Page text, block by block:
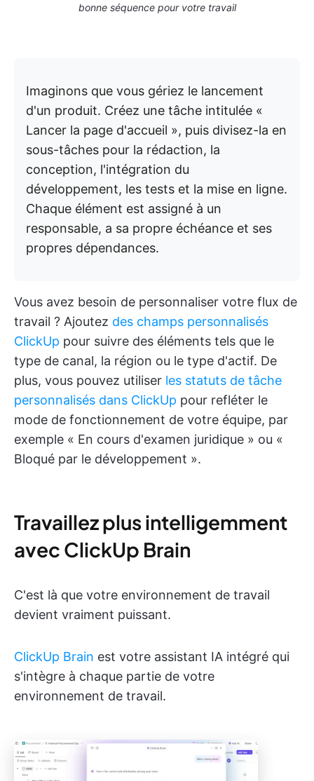
bonne séquence pour votre travail
Imaginons que vous gériez le lancement
d'un produit. Créez une tâche intitulée «
Lancer la page d'accueil », puis divisez-la en
sous-tâches pour la rédaction, la
conception, l'intégration du
développement, les tests et la mise en ligne.
Chaque élément est assigné à un
responsable, a sa propre échéance et ses
propres dépendances.
Vous avez besoin de personnaliser votre flux de
travail ? Ajoutez des champs personnalisés
ClickUp pour suivre des éléments tels que le
type de canal, la région ou le type d'actif. De
plus, vous pouvez utiliser les statuts de tâche
personnalisés dans ClickUp pour refléter le
mode de fonctionnement de votre équipe, par
exemple « En cours d'examen juridique » ou «
Bloqué par le développement ».
Travaillez plus intelligemment
avec ClickUp Brain
C'est là que votre environnement de travail
devient vraiment puissant.
ClickUp Brain est votre assistant IA intégré qui
s'intègre à chaque partie de votre
environnement de travail.